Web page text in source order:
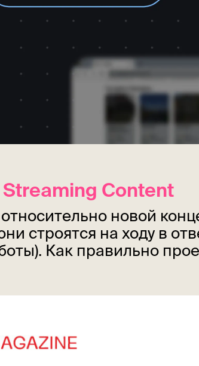
Content
новой
строятся на ходу в
Как правильно